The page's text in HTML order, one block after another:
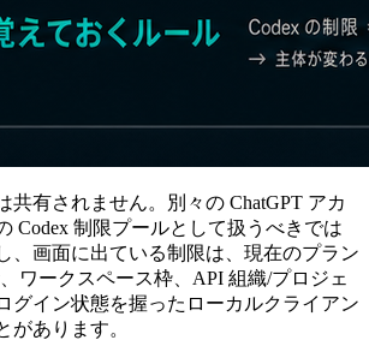
共有されません。別々の ChatGPT アカ
Codex 制限プールとして扱うべきでは
、画面に出ている制限は、現在のプラン
ワークスペース枠、API 組織/プロジェ
グイン状態を握ったローカルクライアン
があります。